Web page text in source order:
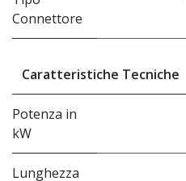
Connettore
Caratteristiche Tecniche
Potenza in
kW
Lunghezza